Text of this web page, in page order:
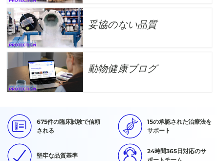
妥協のない品質
動物健康ブログ
675件の臨床試験で信頼
される
15の承認された治療法を
サポート
堅牢な品質基準
24時間365日対応のサ